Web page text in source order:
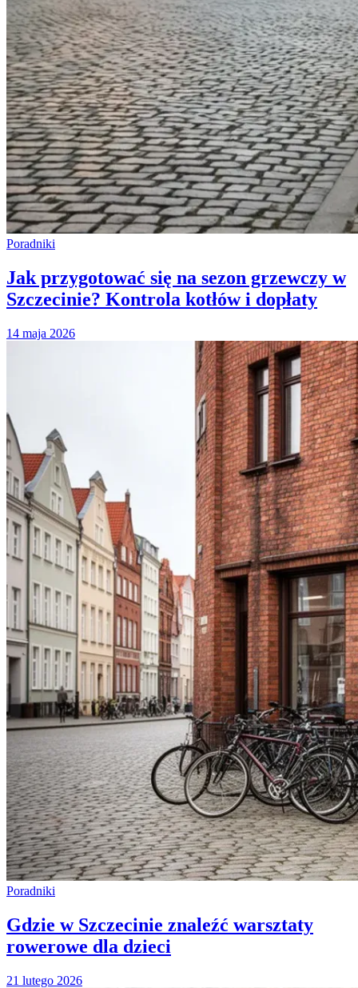
Poradniki
Jak przygotować się na sezon grzewczy w
Szczecinie? Kontrola kotłów i dopłaty
14 maja 2026
Poradniki
Gdzie w Szczecinie znaleźć warsztaty
rowerowe dla dzieci
21 lutego 2026